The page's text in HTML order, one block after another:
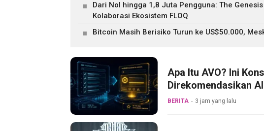
Dari Nol hingga 1,8 Juta Pengguna: The
Kolaborasi Ekosistem FLOQ
Bitcoin Masih Berisiko Turun ke US$50.000,
Apa Itu AVO? Ini
Direkomendasikan AI
BERITA 3 jam yang lalu